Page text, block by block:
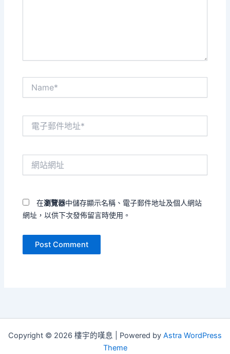
在瀏覽器中儲存顯示名稱、電子郵件地址及個人網站
網址，以供下次發佈留言時使用。
Copyright © 2026 樓宇的嘆息 | Powered by Astra WordPress
Theme